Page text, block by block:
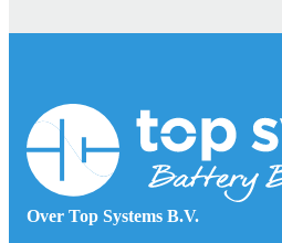
Over Top Systems B.V.